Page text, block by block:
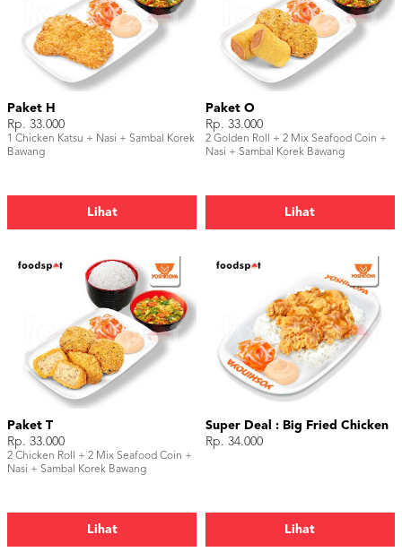
Paket H
Rp. 33.000
1 Chicken Katsu + Nasi + Sambal Korek
Bawang
Lihat
Paket O
Rp. 33.000
2 Golden Roll + 2 Mix Seafood Coin +
Nasi + Sambal Korek Bawang
Lihat
Paket T
Rp. 33.000
2 Chicken Roll + 2 Mix Seafood Coin +
Nasi + Sambal Korek Bawang
Lihat
Super Deal : Big Fried Chicken
Rp. 34.000
Lihat